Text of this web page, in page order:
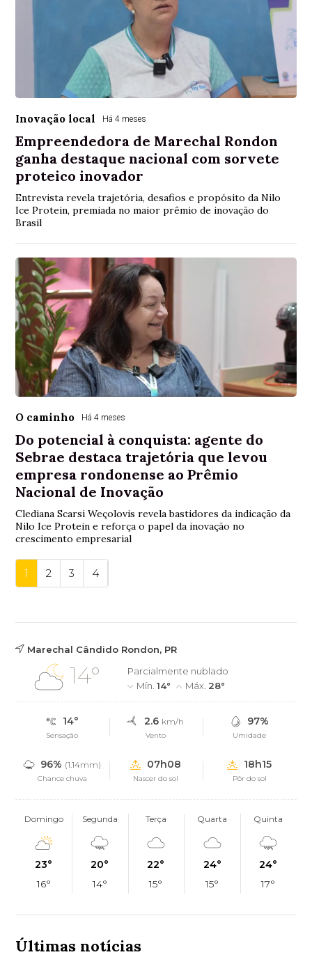
Inovação local Há 4 meses
Empreendedora de Marechal Rondon
ganha destaque nacional com sorvete
proteico inovador
Entrevista revela trajetória, desafios e propósito da Nilo
Ice Protein, premiada no maior prêmio de inovação do
Brasil
O caminho Há 4 meses
Do potencial à conquista: agente do
Sebrae destaca trajetória que levou
empresa rondonense ao Prêmio
Nacional de Inovação
Clediana Scarsi Weçolovis revela bastidores da indicação da
Nilo Ice Protein e reforça o papel da inovação no
crescimento empresarial
1 2 3 4
Marechal Cândido Rondon, PR
14°
Parcialmente nublado
Mín.14° Máx. 28°
14°
Sensação
2.6 km/h
Vento
97%
Umidade
96% (1.14mm)
Chance chuva
07h08
Nascer do sol
18h15
Pôr do sol
Domingo
23°
16°
Segunda
20°
14°
Terça
22°
15°
Quarta
24°
15°
Quinta
24°
17°
Últimas notícias